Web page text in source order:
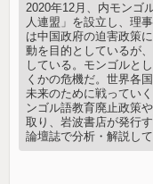
2020年12月、内モンゴ
人連盟」を設立し、理
は中国政府の迫害政策
動を目的としているが
している。モンゴルと
くかの危機だ。世界各
未来のために戦ってい
ンゴル語教育廃止政策
取り、岩波書店が発行
論壇誌で分析・解説して